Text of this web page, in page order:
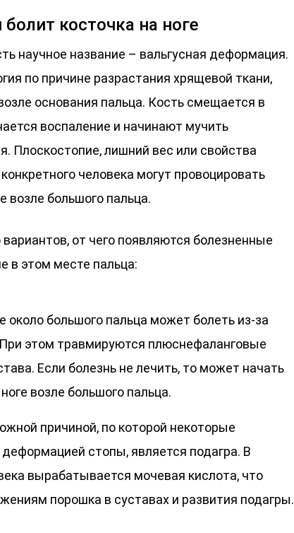
косточка на ноге
научное название – вальгусная деформация.
по причине разрастания хрящевой ткани,
основания пальца. Кость смещается в
воспаление и начинают мучить
Плоскостопие, лишний вес или свойства
человека могут провоцировать
возле большого пальца.
от чего появляются болезненные
в этом месте пальца:
около большого пальца может болеть из-за
этом травмируются плюснефаланговые
Если болезнь не лечить, то может начать
возле большого пальца.
причиной, по которой некоторые
стопы, является подагра. В
вырабатывается мочевая кислота, что
порошка в суставах и развития подагры.